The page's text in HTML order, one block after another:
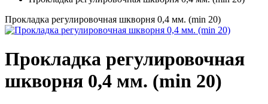
Прокладка регулировочная шкворня 0,4 мм. (min 20)
Прокладка регулировочная
шкворня 0,4 мм. (min 20)